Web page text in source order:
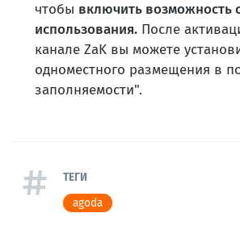
чтобы включить возможность
использования.После
канале ZaK вы можете
одноместного размещения в
заполняемости".
ТЕГИ
agoda